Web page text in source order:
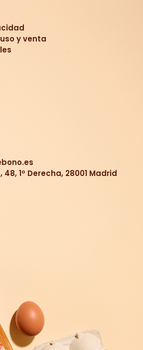
y venta
1º Derecha, 28001 Madrid